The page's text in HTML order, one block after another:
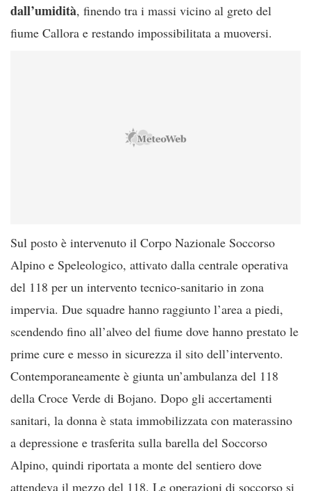
dall’umidità, finendo tra i massi vicino al greto del
fiume Callora e restando impossibilitata a muoversi.
Sul posto è intervenuto il Corpo Nazionale Soccorso
Alpino e Speleologico, attivato dalla centrale operativa
del 118 per un intervento tecnico-sanitario in zona
impervia. Due squadre hanno raggiunto l’area a piedi,
scendendo fino all’alveo del fiume dove hanno prestato le
prime cure e messo in sicurezza il sito dell’intervento.
Contemporaneamente è giunta un’ambulanza del 118
della Croce Verde di Bojano. Dopo gli accertamenti
sanitari, la donna è stata immobilizzata con materassino
a depressione e trasferita sulla barella del Soccorso
Alpino, quindi riportata a monte del sentiero dove
attendeva il mezzo del 118. Le operazioni di soccorso si